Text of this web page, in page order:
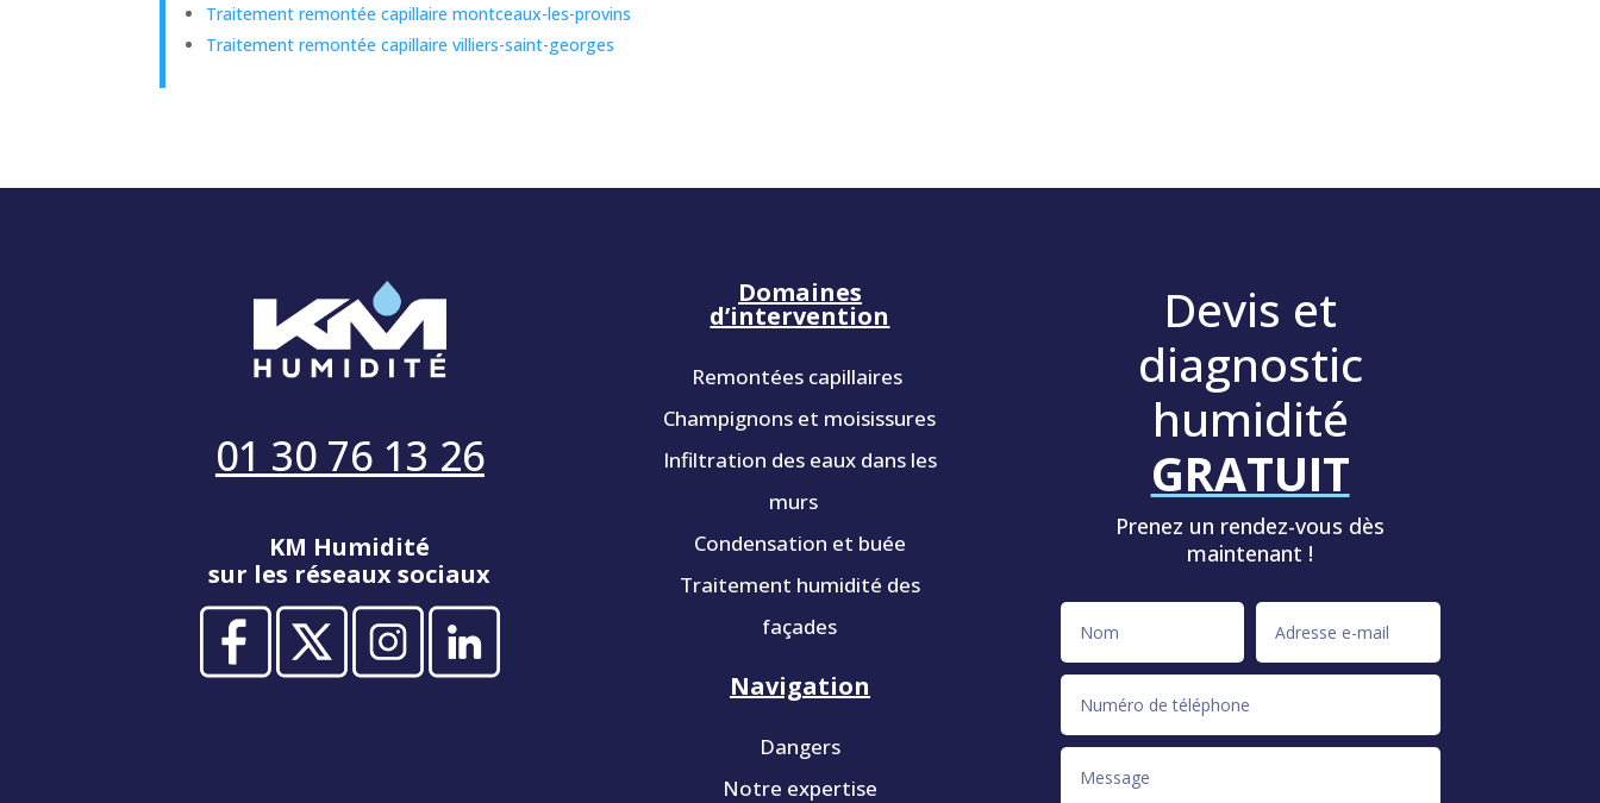
Traitement remontée capillaire montceaux-les-provins
Traitement remontée capillaire villiers-saint-georges
01 30 76 13 26
KM Humidité
sur les réseaux sociaux
Domaines
d’intervention
Remontées capillaires
Champignons et moisissures
Infiltration des eaux dans les
murs
Condensation et buée
Traitement humidité des
façades
Navigation
Dangers
Notre expertise
Devis et
diagnostic
humidité
GRATUIT
Prenez un rendez-vous dès
maintenant !